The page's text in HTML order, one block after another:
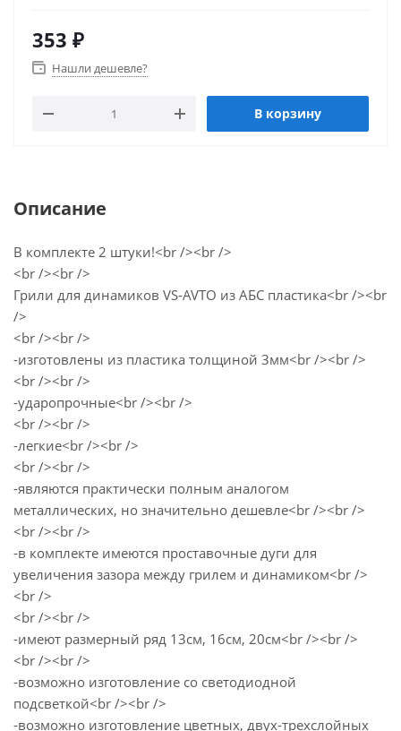
353 ₽
Нашли дешевле?
В корзину
Описание
В комплекте 2 штуки!<br /><br />
<br /><br />
Грили для динамиков VS-AVTO из АБС пластика<br /><br
/>
<br /><br />
-изготовлены из пластика толщиной 3мм<br /><br />
<br /><br />
-ударопрочные<br /><br />
<br /><br />
-легкие<br /><br />
<br /><br />
-являются практически полным аналогом
металлических, но значительно дешевле<br /><br />
<br /><br />
-в комплекте имеются проставочные дуги для
увеличения зазора между грилем и динамиком<br />
<br />
<br /><br />
-имеют размерный ряд 13см, 16см, 20см<br /><br />
<br /><br />
-возможно изготовление со светодиодной
подсветкой<br /><br />
-возможно изготовление цветных, двух-трехслойных